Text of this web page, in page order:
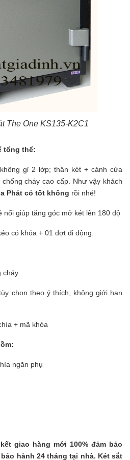
The One KS135-K2C1
tổng thể:
gỉ 2 lớp; thân két + cánh cửa
cháy cao cấp. Như vậy khách
Phát có tốt không rồi nhé!
nổi giúp tăng góc mở két lên 180 độ
có khóa + 01 đợt di động.
cháy
chọn theo ý thích, không giới hạn
+ mã khóa
ngăn phụ
giao hàng mới 100% đảm bảo
hành 24 tháng tại nhà. Két sắt